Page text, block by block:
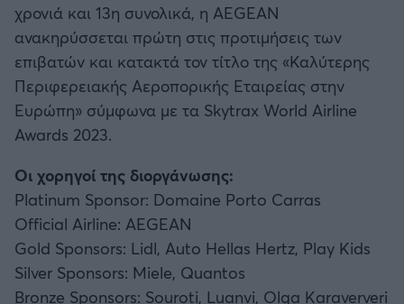
χρονιά και 13η συνολικά, η AEGEAN
ανακηρύσσεται πρώτη στις προτιμήσεις των
επιβατών και κατακτά τον τίτλο της «Καλύτερης
Περιφερειακής Αεροπορικής Εταιρείας στην
Ευρώπη» σύμφωνα με τα Skytrax World Airline
Awards 2023.
Oι χορηγοί της διοργάνωσης:
Platinum Sponsor: Domaine Porto Carras
Official Airline: AEGEAN
Gold Sponsors: Lidl, Auto Hellas Hertz, Play Kids
Silver Sponsors: Miele, Quantos
Bronze Sponsors: Souroti, Luanvi, Olga Karaververi